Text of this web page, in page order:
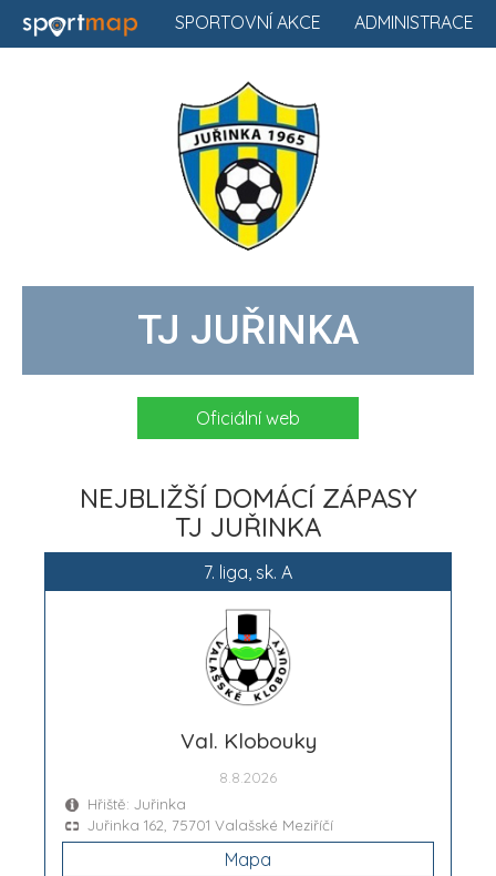
ADMINISTRACE
SPORTOVNÍ AKCE
TJ JUŘINKA
Oficiální web
NEJBLIŽŠÍ DOMÁCÍ ZÁPASY
TJ JUŘINKA
7. liga, sk. A
Val. Klobouky
8.8.2026
Hřiště: Juřinka
Juřinka 162, 75701 Valašské Meziříčí
Mapa